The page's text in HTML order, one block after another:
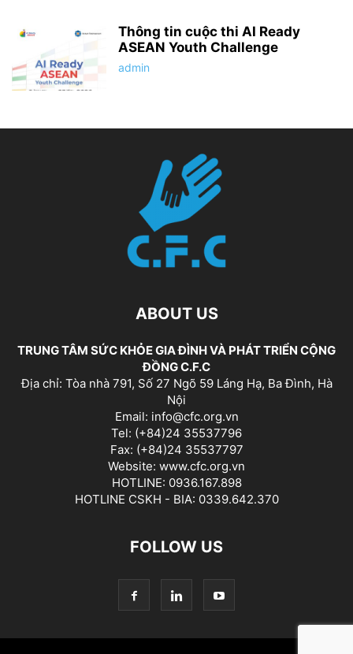
Thông tin cuộc thi AI Ready
ASEAN Youth Challenge
admin
ABOUT US
TRUNG TÂM SỨC KHỎE GIA ĐÌNH VÀ PHÁT TRIỂN CỘNG
ĐỒNG C.F.C
Địa chỉ: Tòa nhà 791, Số 27 Ngõ 59 Láng Hạ, Ba Đình, Hà
Nội
Email: info@cfc.org.vn
Tel: (+84)24 35537796
Fax: (+84)24 35537797
Website: www.cfc.org.vn
HOTLINE: 0936.167.898
HOTLINE CSKH - BIA: 0339.642.370
FOLLOW US